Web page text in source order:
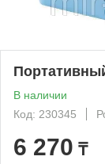
В наличии
Код: 230345
6 270 ₸